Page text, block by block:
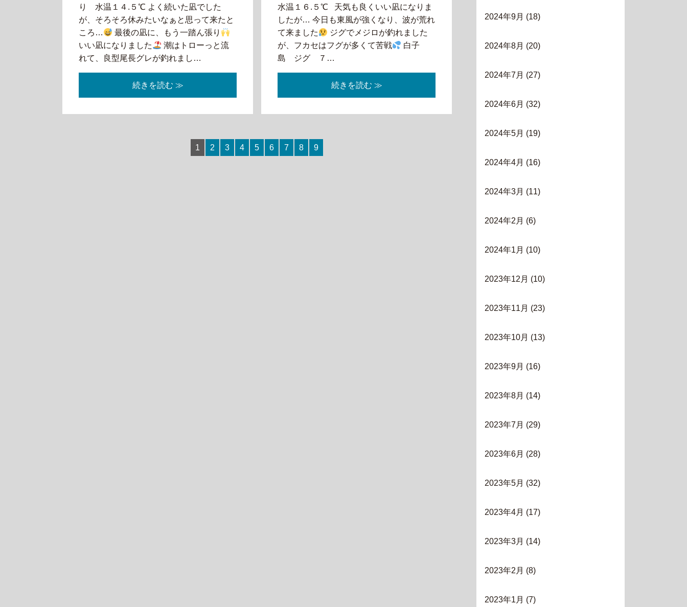
り 水温１４.５℃ よく続いた凪でした
が、そろそろ休みたいなぁと思って来たと
ころ…
最後の凪に、もう一踏ん張り
いい凪になりました
潮はトローっと流
れて、良型尾長グレが釣れまし…
続きを読む ≫
水温１６.５℃ 天気も良くいい凪になりま
したが… 今日も東風が強くなり、波が荒れ
て来ました
ジグでメジロが釣れました
が、フカセはフグが多くて苦戦
白子
島 ジグ ７…
続きを読む ≫
1 2 3 4 5 6 7 8 9
2024年9月 (18)
2024年8月 (20)
2024年7月 (27)
2024年6月 (32)
2024年5月 (19)
2024年4月 (16)
2024年3月 (11)
2024年2月 (6)
2024年1月 (10)
2023年12月 (10)
2023年11月 (23)
2023年10月 (13)
2023年9月 (16)
2023年8月 (14)
2023年7月 (29)
2023年6月 (28)
2023年5月 (32)
2023年4月 (17)
2023年3月 (14)
2023年2月 (8)
2023年1月 (7)